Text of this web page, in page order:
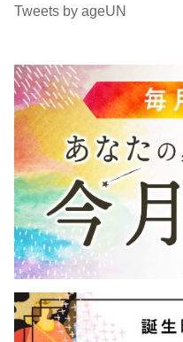
Tweets by ageUN